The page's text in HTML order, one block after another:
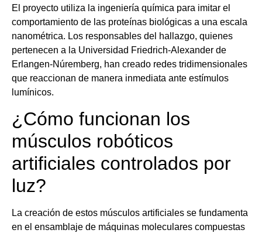
El proyecto utiliza la ingeniería química para imitar el
comportamiento de las proteínas biológicas a una escala
nanométrica. Los responsables del hallazgo, quienes
pertenecen a la Universidad Friedrich-Alexander de
Erlangen-Núremberg, han creado redes tridimensionales
que reaccionan de manera inmediata ante estímulos
lumínicos.
¿Cómo funcionan los
músculos robóticos
artificiales controlados por
luz?
La creación de estos músculos artificiales se fundamenta
en el ensamblaje de máquinas moleculares compuestas